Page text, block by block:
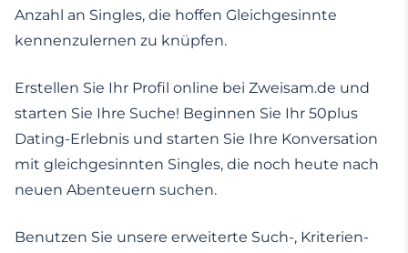
Anzahl an Singles, die hoffen Gleichgesinnte
kennenzulernen zu knüpfen.
Erstellen Sie Ihr Profil online bei Zweisam.de und
starten Sie Ihre Suche! Beginnen Sie Ihr 50plus
Dating-Erlebnis und starten Sie Ihre Konversation
mit gleichgesinnten Singles, die noch heute nach
neuen Abenteuern suchen.
Benutzen Sie unsere erweiterte Such-, Kriterien-